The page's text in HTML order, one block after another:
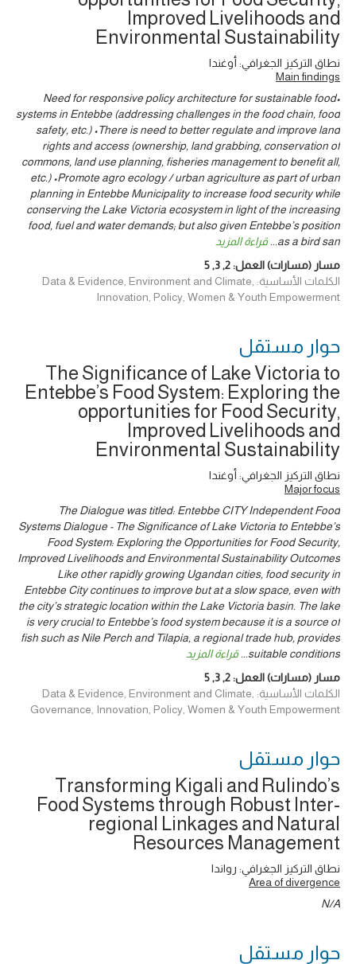
Improved Livelihoods and
Environmental Sustainability
نطاق التركيز الجغرافي: أوغندا
Main findings
•Need for responsive policy architecture for sustainable food
systems in Entebbe (addressing challenges in the food chain, food
safety, etc.) •There is need to better regulate and improve land
rights and access (ownership, land grabbing, conservation of
commons, land use planning, fisheries management to benefit all,
etc.) •Promote agro ecology / urban agriculture as part of urban
planning in Entebbe Municipality to increase food security while
conserving the Lake Victoria ecosystem in light of the increasing
food, fuel and water demands; but also given Entebbe’s position
as a bird san
... قراءة المزيد
مسار (مسارات) العمل:2
,
3
,
5
الكلمات الأساسية: Data & Evidence, Environment and Climate,
Innovation, Policy, Women & Youth Empowerment
حوار ‎مستقل
The Significance of Lake Victoria to
Entebbe’s Food System: Exploring the
opportunities for Food Security,
Improved Livelihoods and
Environmental Sustainability
نطاق التركيز الجغرافي: أوغندا
Major focus
The Dialogue was titled: Entebbe CITY Independent Food
Systems Dialogue - The Significance of Lake Victoria to Entebbe’s
Food System: Exploring the Opportunities for Food Security,
Improved Livelihoods and Environmental Sustainability Outcomes
Like other rapidly growing Ugandan cities, food security in
Entebbe City continues to improve but at a slow space, even with
the city’s strategic location within the Lake Victoria basin. The lake
is very crucial to Entebbe’s food system because it is a source of
fish such as Nile Perch and Tilapia, a regional trade hub, provides
suitable conditions
... قراءة المزيد
مسار (مسارات) العمل:2
,
3
,
5
الكلمات الأساسية: Data & Evidence, Environment and Climate,
Governance, Innovation, Policy, Women & Youth Empowerment
حوار ‎مستقل
Transforming Kigali and Rulindo’s
Food Systems through Robust Inter-
regional Linkages and Natural
Resources Management
نطاق التركيز الجغرافي: رواندا
Area of divergence
N/A
حوار ‎مستقل